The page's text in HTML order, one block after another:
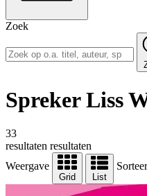
Zoek
Spreker Liss
33
resultaten resultaten
Weergave
Grid List
Sorteer